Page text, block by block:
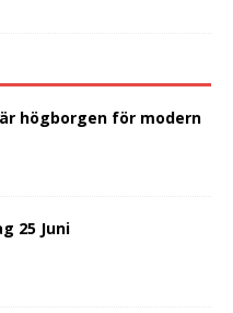
högborgen för modern
25 Juni